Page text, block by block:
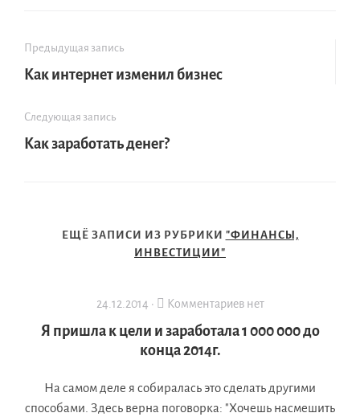
Предыдущая запись
Как интернет изменил бизнес
Следующая запись
Как заработать денег?
ЕЩЁ ЗАПИСИ ИЗ РУБРИКИ "ФИНАНСЫ,
ИНВЕСТИЦИИ"
24.12.2014 · Комментариев нет
Я пришла к цели и заработала 1 000 000 до
конца 2014г.
На самом деле я собиралась это сделать другими
способами. Здесь верна поговорка: "Хочешь насмешить